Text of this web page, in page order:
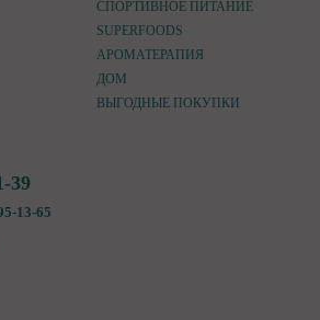
СПОРТИВНОЕ ПИТАНИЕ
SUPERFOODS
АРОМАТЕРАПИЯ
ДОМ
ВЫГОДНЫЕ ПОКУПКИ
39
13-65